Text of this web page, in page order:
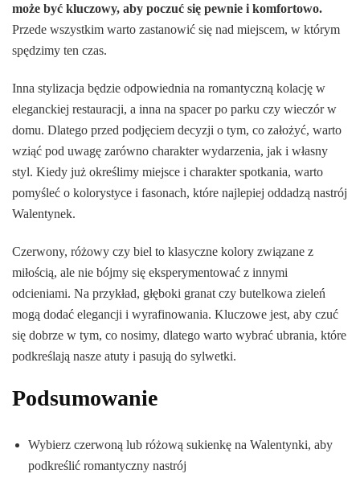
może być kluczowy, aby poczuć się pewnie i komfortowo.
Przede wszystkim warto zastanowić się nad miejscem, w którym
spędzimy ten czas.
Inna stylizacja będzie odpowiednia na romantyczną kolację w
eleganckiej restauracji, a inna na spacer po parku czy wieczór w
domu. Dlatego przed podjęciem decyzji o tym, co założyć, warto
wziąć pod uwagę zarówno charakter wydarzenia, jak i własny
styl. Kiedy już określimy miejsce i charakter spotkania, warto
pomyśleć o kolorystyce i fasonach, które najlepiej oddadzą nastrój
Walentynek.
Czerwony, różowy czy biel to klasyczne kolory związane z
miłością, ale nie bójmy się eksperymentować z innymi
odcieniami. Na przykład, głęboki granat czy butelkowa zieleń
mogą dodać elegancji i wyrafinowania. Kluczowe jest, aby czuć
się dobrze w tym, co nosimy, dlatego warto wybrać ubrania, które
podkreślają nasze atuty i pasują do sylwetki.
Podsumowanie
Wybierz czerwoną lub różową sukienkę na Walentynki, aby
podkreślić romantyczny nastrój